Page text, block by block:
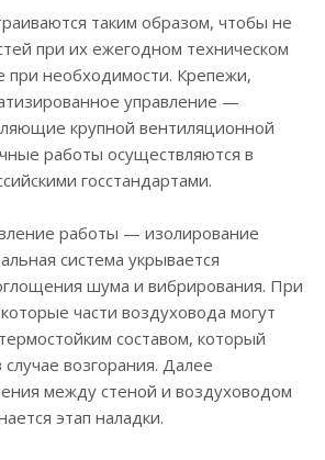
таким образом, чтобы не
при их ежегодном техническом
при необходимости. Крепежи,
управление —
крупной вентиляционной
работы осуществляются в
госстандартами.
работы — изолирование
система укрывается
шума и вибрирования. При
части воздуховода могут
составом, который
возгорания. Далее
между стеной и воздуховодом
этап наладки.